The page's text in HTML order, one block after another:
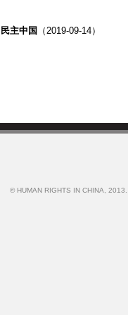
民主中国 （2019-09-14）
© HUMAN RIGHTS IN CHINA, 2013.